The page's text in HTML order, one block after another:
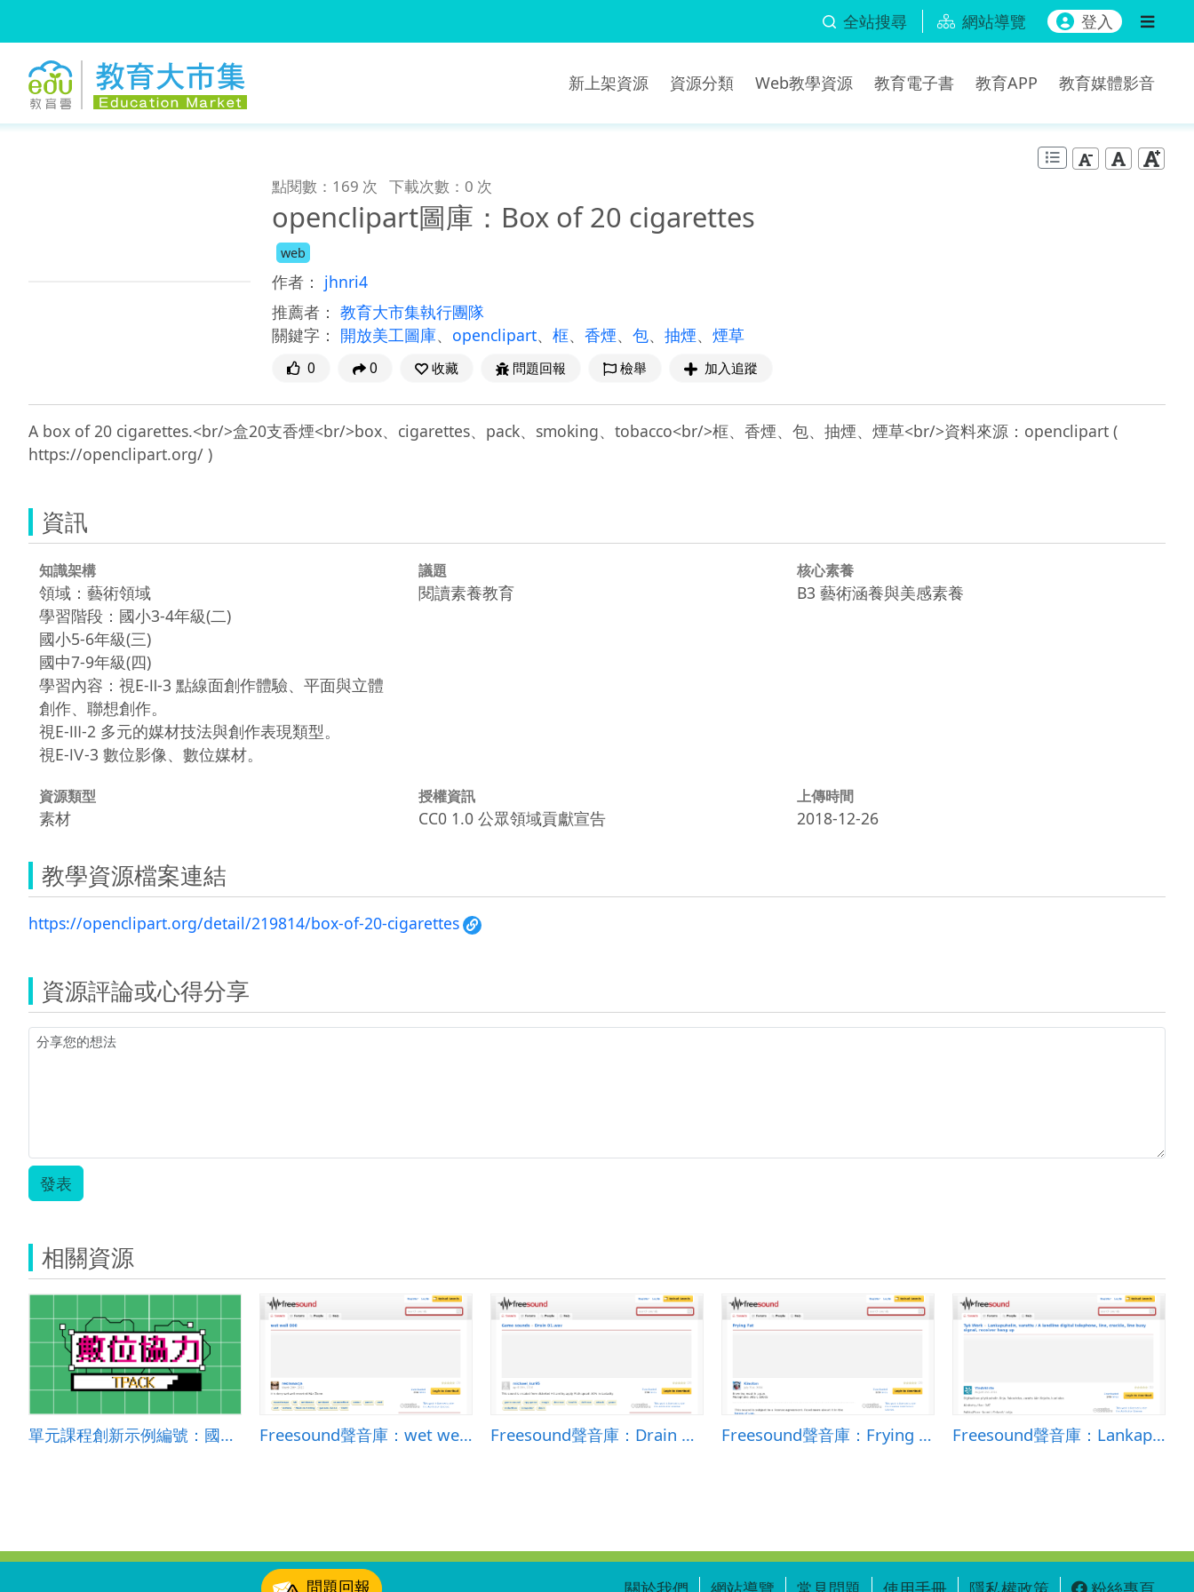
全站搜尋 網站導覽 登入
新上架資源 資源分類 Web教學資源 教育電子書 教育APP 教育媒體影音
點閱數：169 次 下載次數：0 次
openclipart圖庫：Box of 20 cigarettes
web
作者： jhnri4
推薦者： 教育大市集執行團隊
關鍵字： 開放美工圖庫、 openclipart、 框、 香煙、 包、 抽煙、 煙草
0 0 收藏 問題回報 檢舉 加入追蹤
A box of 20 cigarettes.<br/>盒20支香煙<br/>box、cigarettes、pack、smoking、tobacco<br/>框、香煙、包、抽煙、煙草<br/>資料來源：openclipart (
資訊
知識架構
領域：藝術領域
學習階段：國小3-4年級(二)
國小5-6年級(三)
國中7-9年級(四)
學習內容：視E-Ⅱ-3 點線面創作體驗、平面與立體
創作、聯想創作。
視E-Ⅲ-2 多元的媒材技法與創作表現類型。
視E-Ⅳ-3 數位影像、數位媒材。
議題
閱讀素養教育
核心素養
B3 藝術涵養與美感素養
資源類型
素材
授權資訊
CC0 1.0 公眾領域貢獻宣告
上傳時間
2018-12-26
教學資源檔案連結
https://openclipart.org/detail/219814/box-of-20-cigarettes
資源評論或心得分享
發表
相關資源
單元課程創新示例編號：國小社會 2024-002 Freesound聲音庫：wet well 000 Freesound聲音庫：Drain 01.wav Freesound聲音庫：Frying Fat Freesound聲音庫：Lankapuhelin, varattu / A landline digital telephone, line, crackle, line busy signal, receiver hang
問題回報